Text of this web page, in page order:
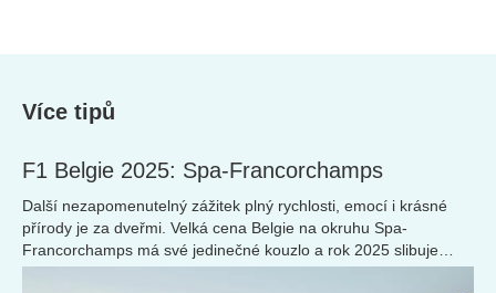
Více tipů
F1 Belgie 2025: Spa-Francorchamps
Další nezapomenutelný zážitek plný rychlosti, emocí i krásné
přírody je za dveřmi. Velká cena Belgie na okruhu Spa-
Francorchamps má své jedinečné kouzlo a rok 2025 slibuje
napsat další kapitolu její bohaté historie.